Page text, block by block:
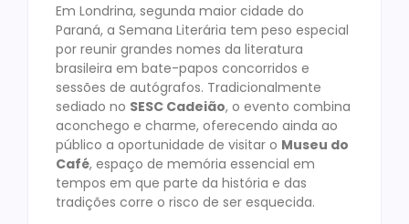
Em Londrina, segunda maior cidade do
Paraná, a Semana Literária tem peso especial
por reunir grandes nomes da literatura
brasileira em bate-papos concorridos e
sessões de autógrafos. Tradicionalmente
sediado no SESC Cadeião, o evento combina
aconchego e charme, oferecendo ainda ao
público a oportunidade de visitar o Museu do
Café, espaço de memória essencial em
tempos em que parte da história e das
tradições corre o risco de ser esquecida.